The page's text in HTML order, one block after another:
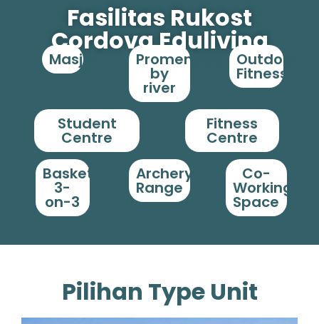
Fasilitas Rukost
Cordova Eduliving
Masjid Promenade
by
river
Outdoor
Fitness
Student
Centre
Fitness
Centre
Basket
3-
on-3
Archery
Range
Co-
Working
Space
Pilihan Type Unit